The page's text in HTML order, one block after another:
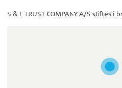
S & E TRUST COMPANY A/Sstiftes i